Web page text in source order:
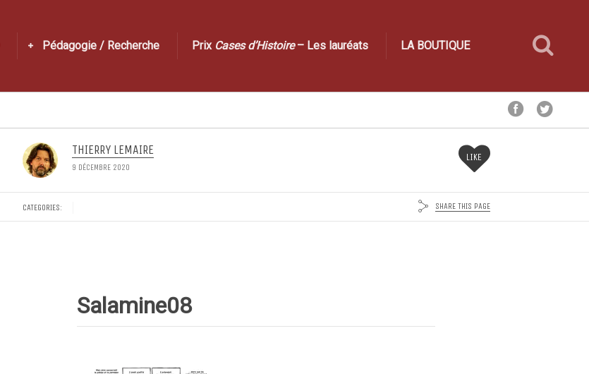
Pédagogie / Recherche Prix Cases d’Histoire– Les lauréats LA BOUTIQUE
THIERRY LEMAIRE
9 DÉCEMBRE 2020
LIKE
CATEGORIES: SHARE THIS PAGE
Salamine08